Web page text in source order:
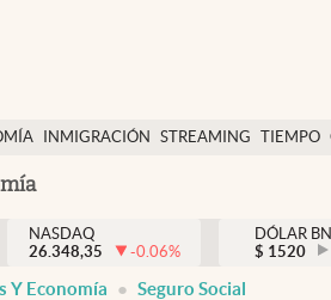
INMIGRACIÓN STREAMING TIEMPO
México
NASDAQ
26.348,35
-0.06%
DÓLAR
$ 1520
Y Economía Seguro Social